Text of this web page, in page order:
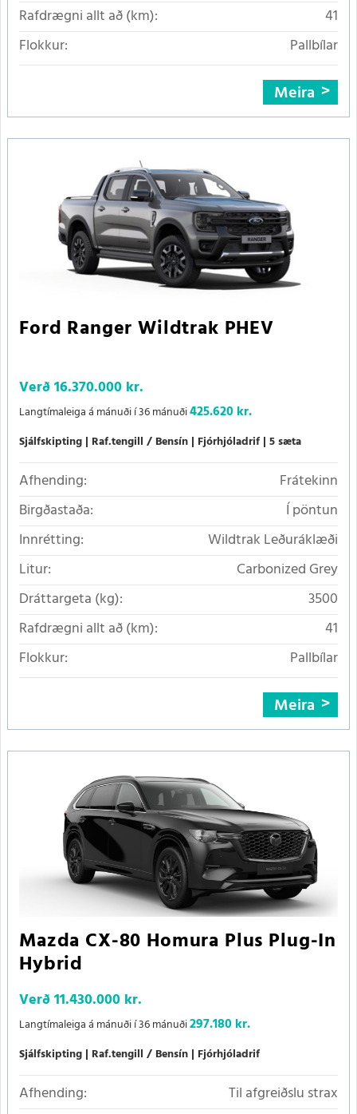
Rafdrægni allt að (km):
41
Flokkur:
Pallbílar
Meira
Ford Ranger Wildtrak PHEV
Verð16.370.000 kr.
Langtímaleiga á mánuði í 36 mánuði425.620 kr.
Sjálfskipting Raf.tengill / Bensín Fjórhjóladrif 5 sæta
Afhending:
Frátekinn
Birgðastaða:
Í pöntun
Innrétting:
Wildtrak Leðuráklæði
Litur:
Carbonized Grey
Dráttargeta (kg):
3500
Rafdrægni allt að (km):
41
Flokkur:
Pallbílar
Meira
Mazda CX-80 Homura Plus Plug-In
Hybrid
Verð11.430.000 kr.
Langtímaleiga á mánuði í 36 mánuði297.180 kr.
Sjálfskipting Raf.tengill / Bensín Fjórhjóladrif
Afhending:
Til afgreiðslu strax